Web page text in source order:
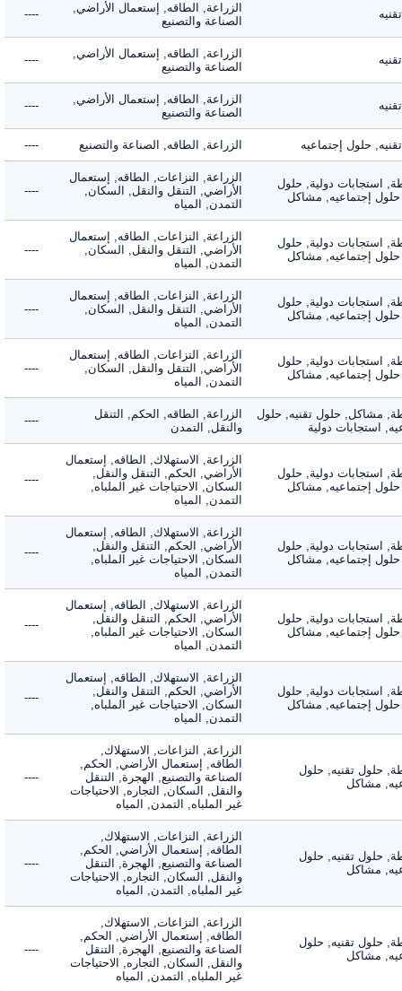
الزراعة, الطاقه, إستعمال الأراضي,
الصناعة والتصنيع
----
الزراعة, الطاقه, إستعمال الأراضي,
الصناعة والتصنيع
----
الزراعة, الطاقه, إستعمال الأراضي,
الصناعة والتصنيع
----
حلول إجتماعيه الزراعة, الطاقه, الصناعة والتصنيع ----
استجابات دولية, حلول
إجتماعيه, مشاكل
الزراعة, النزاعات, الطاقه, إستعمال
الأراضي, التنقل والنقل, السكان,
التمدن, المياه
----
استجابات دولية, حلول
إجتماعيه, مشاكل
الزراعة, النزاعات, الطاقه, إستعمال
الأراضي, التنقل والنقل, السكان,
التمدن, المياه
----
استجابات دولية, حلول
إجتماعيه, مشاكل
الزراعة, النزاعات, الطاقه, إستعمال
الأراضي, التنقل والنقل, السكان,
التمدن, المياه
----
استجابات دولية, حلول
إجتماعيه, مشاكل
الزراعة, النزاعات, الطاقه, إستعمال
الأراضي, التنقل والنقل, السكان,
التمدن, المياه
----
مشاكل, حلول تقنيه, حلول
استجابات دولية
الزراعة, الطاقه, الحكم, التنقل
والنقل, التمدن
----
استجابات دولية, حلول
إجتماعيه, مشاكل
الزراعة, الاستهلاك, الطاقه, إستعمال
الأراضي, الحكم, التنقل والنقل,
السكان, الاحتياجات غير الملباه,
التمدن, المياه
----
استجابات دولية, حلول
إجتماعيه, مشاكل
الزراعة, الاستهلاك, الطاقه, إستعمال
الأراضي, الحكم, التنقل والنقل,
السكان, الاحتياجات غير الملباه,
التمدن, المياه
----
استجابات دولية, حلول
إجتماعيه, مشاكل
الزراعة, الاستهلاك, الطاقه, إستعمال
الأراضي, الحكم, التنقل والنقل,
السكان, الاحتياجات غير الملباه,
التمدن, المياه
----
استجابات دولية, حلول
إجتماعيه, مشاكل
الزراعة, الاستهلاك, الطاقه, إستعمال
الأراضي, الحكم, التنقل والنقل,
السكان, الاحتياجات غير الملباه,
التمدن, المياه
----
حلول تقنيه, حلول
مشاكل
الزراعة, النزاعات, الاستهلاك,
الطاقه, إستعمال الأراضي, الحكم,
الصناعة والتصنيع, الهجرة, التنقل
والنقل, السكان, التجاره, الاحتياجات
غير الملباه, التمدن, المياه
----
حلول تقنيه, حلول
مشاكل
الزراعة, النزاعات, الاستهلاك,
الطاقه, إستعمال الأراضي, الحكم,
الصناعة والتصنيع, الهجرة, التنقل
والنقل, السكان, التجاره, الاحتياجات
غير الملباه, التمدن, المياه
----
حلول تقنيه, حلول
مشاكل
الزراعة, النزاعات, الاستهلاك,
الطاقه, إستعمال الأراضي, الحكم,
الصناعة والتصنيع, الهجرة, التنقل
والنقل, السكان, التجاره, الاحتياجات
غير الملباه, التمدن, المياه
----